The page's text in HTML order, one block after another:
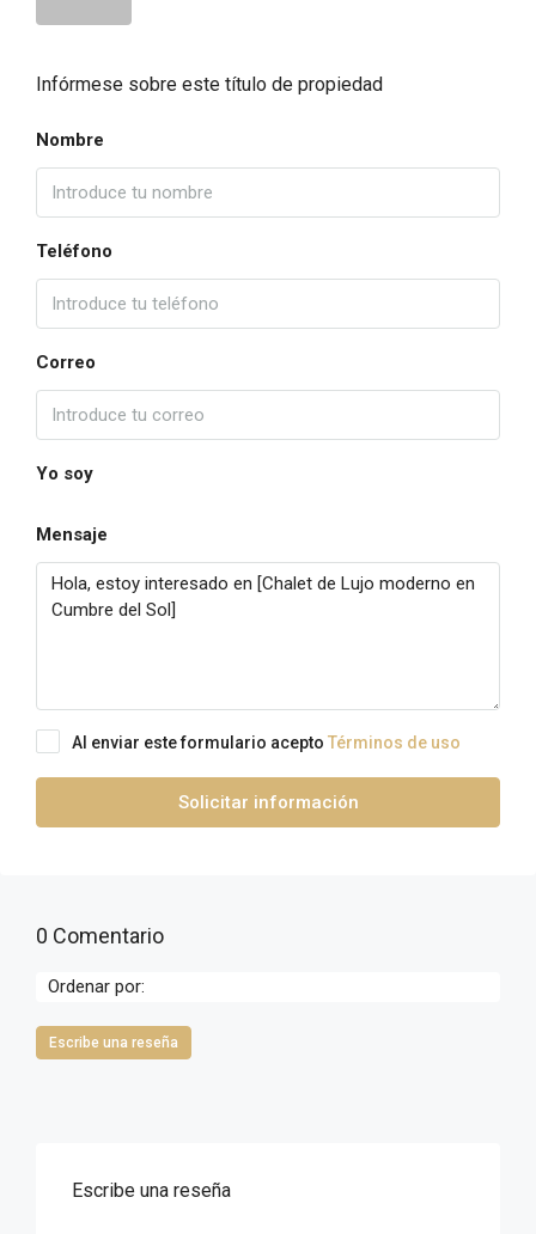
Infórmese sobre este título de propiedad
Nombre
Teléfono
Correo
Yo soy
Mensaje
Al enviar este formulario acepto Términos de uso
Solicitar información
0 Comentario
Ordenar por:
Escribe una reseña
Escribe una reseña